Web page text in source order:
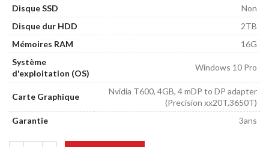
Disque SSD
Non
Disque dur HDD
2TB
Mémoires RAM
16G
Système
d'exploitation (OS)
Windows 10 Pro
Carte Graphique
Nvidia T600, 4GB, 4 mDP to DP adapter
(Precision xx20T,3650T)
Garantie
3ans